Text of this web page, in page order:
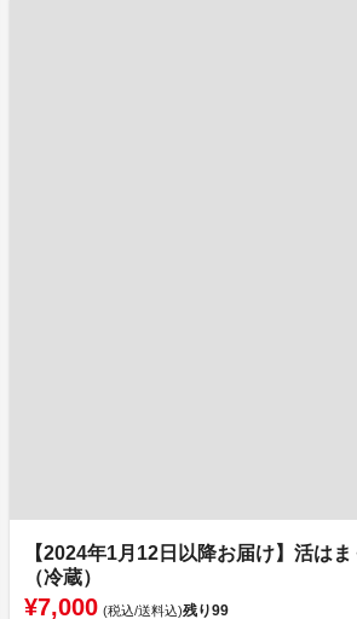
【2024年1月12日以降お届け】活は
（冷蔵）
¥7,000 (税込/送料込)残り99